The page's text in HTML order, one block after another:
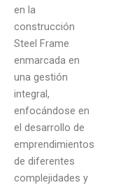
en la
construcción
Steel Frame
enmarcada en
una gestión
integral,
enfocándose en
el desarrollo de
emprendimientos
de diferentes
complejidades y